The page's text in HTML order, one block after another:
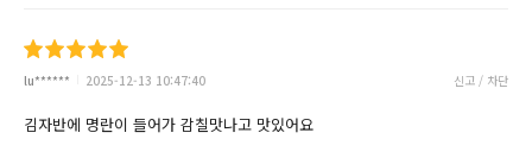
lu****** 2025-12-13 10:47:40 신고 / 차단
김자반에 명란이 들어가 감칠맛나고 맛있어요